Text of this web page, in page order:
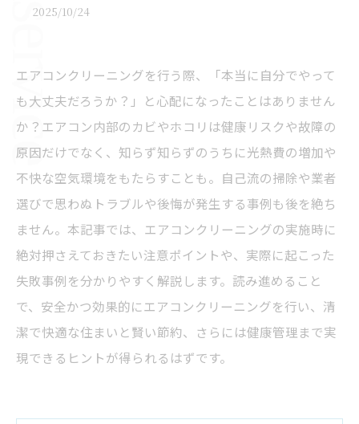
2025/10/24
エアコンクリーニングを行う際、「本当に自分でやって
も大丈夫だろうか？」と心配になったことはありません
か？エアコン内部のカビやホコリは健康リスクや故障の
原因だけでなく、知らず知らずのうちに光熱費の増加や
不快な空気環境をもたらすことも。自己流の掃除や業者
選びで思わぬトラブルや後悔が発生する事例も後を絶ち
ません。本記事では、エアコンクリーニングの実施時に
絶対押さえておきたい注意ポイントや、実際に起こった
失敗事例を分かりやすく解説します。読み進めること
で、安全かつ効果的にエアコンクリーニングを行い、清
潔で快適な住まいと賢い節約、さらには健康管理まで実
現できるヒントが得られるはずです。